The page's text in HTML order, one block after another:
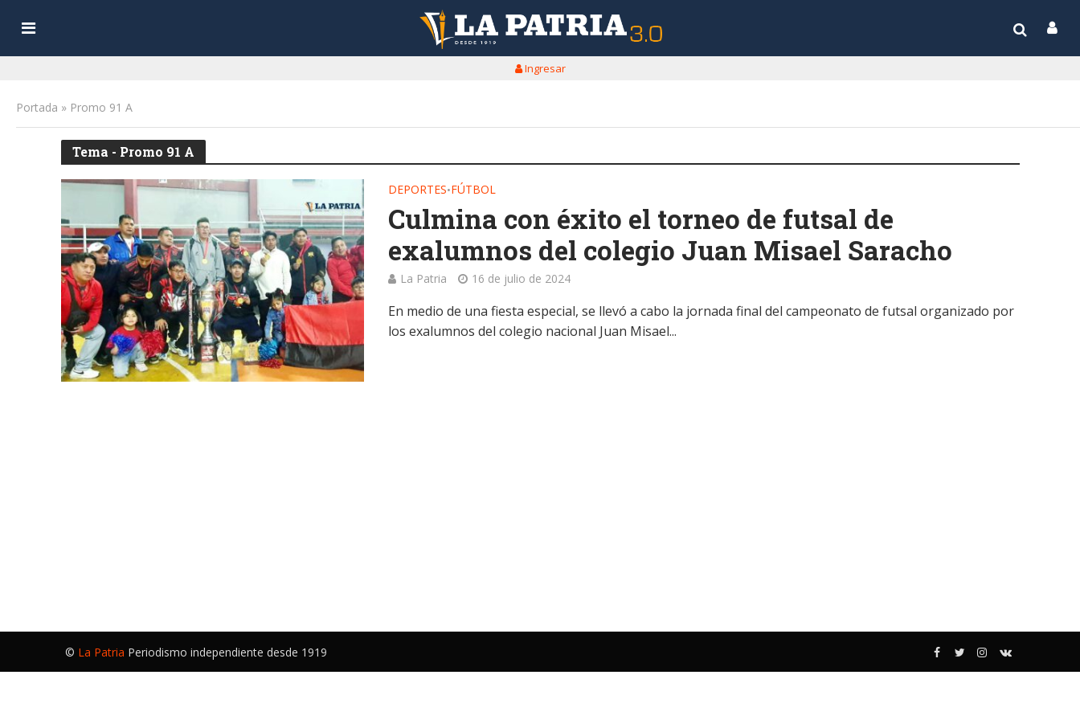
Ingresar
Portada » Promo 91 A
Tema - Promo 91 A
DEPORTES•FÚTBOL
Culmina con éxito el torneo de futsal de
exalumnos del colegio Juan Misael Saracho
La Patria 16 de julio de 2024
En medio de una fiesta especial, se llevó a cabo la jornada final del campeonato de futsal organizado por
los exalumnos del colegio nacional Juan Misael...
© La Patria Periodismo independiente desde 1919